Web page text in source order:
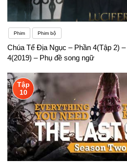
Phim Phim bộ
Chúa Tể Địa Ngục – Phần 4(Tập 2)
4(2019) – Phụ đề song ngữ
Tập
10